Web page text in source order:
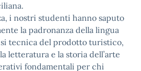
i nostri studenti hanno saputo
la padronanza della lingua
tecnica del prodotto turistico,
letteratura e la storia dell’arte
fondamentali per chi